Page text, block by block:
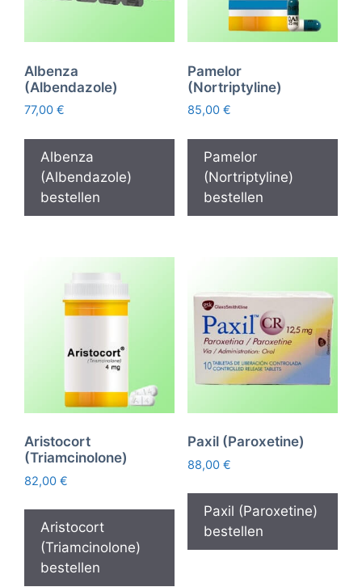
Albenza
(Albendazole)
77,00 €
Albenza
(Albendazole)
bestellen
Pamelor
(Nortriptyline)
85,00 €
Pamelor
(Nortriptyline)
bestellen
Aristocort
(Triamcinolone)
82,00 €
Aristocort
(Triamcinolone)
bestellen
Paxil (Paroxetine)
88,00 €
Paxil (Paroxetine)
bestellen